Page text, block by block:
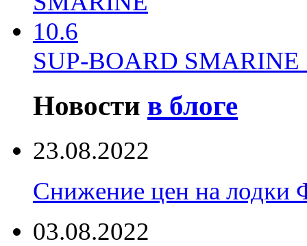
SUP-BOARD
Новости в блоге
23.08.2022
Снижение цен на
03.08.2022